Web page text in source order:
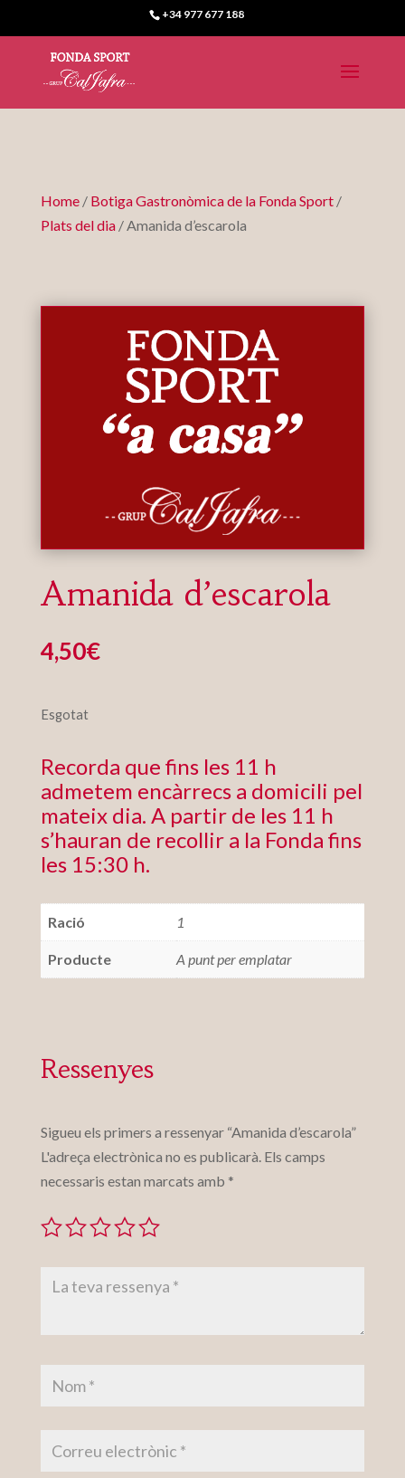
+34 977 677 188
Home/ Botiga Gastronòmica de la Fonda Sport/
Plats del dia/ Amanida d’escarola
Amanida d’escarola
4,50€
Esgotat
Recorda que fins les 11 h
admetem encàrrecs a domicili pel
mateix dia. A partir de les 11 h
s’hauran de recollir a la Fonda fins
les 15:30 h.
Ració 1
Producte A punt per emplatar
Ressenyes
Sigueu els primers a ressenyar “Amanida d’escarola”
L'adreça electrònica no es publicarà. Els camps
necessaris estan marcats amb *